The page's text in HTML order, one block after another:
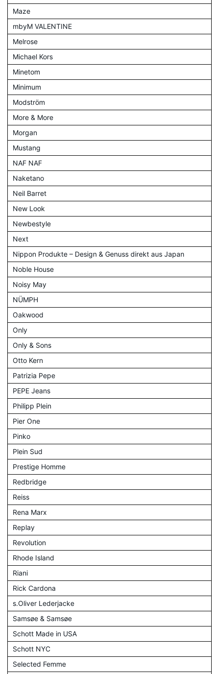
Maze
mbyM VALENTINE
Melrose
Michael Kors
Minetom
Minimum
Modström
More & More
Morgan
Mustang
NAF NAF
Naketano
Neil Barret
New Look
Newbestyle
Next
Nippon Produkte – Design & Genuss direkt aus Japan
Noble House
Noisy May
NÜMPH
Oakwood
Only
Only & Sons
Otto Kern
Patrizia Pepe
PEPE Jeans
Philipp Plein
Pier One
Pinko
Plein Sud
Prestige Homme
Redbridge
Reiss
Rena Marx
Replay
Revolution
Rhode Island
Riani
Rick Cardona
s.Oliver Lederjacke
Samsøe & Samsøe
Schott Made in USA
Schott NYC
Selected Femme